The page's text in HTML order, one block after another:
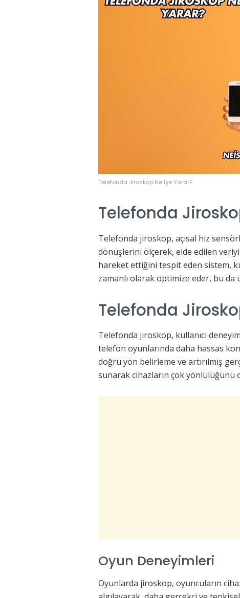
Telefonda Jiroskop Ne İşe Yarar?
Telefonda
Telefonda jiroskop, açısal hız
dönüşlerini ölçerek, elde edilen
hareket ettiğini tespit eden sistem,
zamanlı olarak optimize eder, bu da
Telefonda
Telefonda jiroskop, kullanıcı
telefon oyunlarında daha hassas
doğru yön belirleme ve artırılmış
sunarak cihazların çok yönlülüğünü
Oyun Deneyimleri
Oyunlarda jiroskop, oyuncuların